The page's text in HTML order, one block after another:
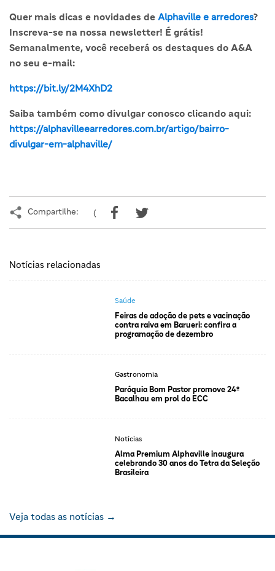
Quer mais dicas e novidades de Alphaville e arredores?
Inscreva-se na nossa newsletter! É grátis!
Semanalmente, você receberá os destaques do A&A
no seu e-mail:
https://bit.ly/2M4XhD2
Saiba também como divulgar conosco clicando aqui:
https://alphavilleearredores.com.br/artigo/bairro-
divulgar-em-alphaville/
Compartilhe: (
Notícias relacionadas
Saúde
Feiras de adoção de pets e vacinação
contra raiva em Barueri: confira a
programação de dezembro
Gastronomia
Paróquia Bom Pastor promove 24º
Bacalhau em prol do ECC
Notícias
Alma Premium Alphaville inaugura
celebrando 30 anos do Tetra da Seleção
Brasileira
Veja todas as notícias →